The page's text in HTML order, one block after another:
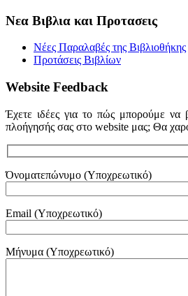
Νεα Βιβλια και Προτασεις
Νέες Παραλαβές της Βιβλιοθήκης
Προτάσεις Βιβλίων
Website Feedback
Έχετε ιδέες για το πώς μπορούμε να
πλοήγησής σας στο website μας; Θα
Όνοματεπώνυμο (Υποχρεωτικό)
Email (Υποχρεωτικό)
Μήνυμα (Υποχρεωτικό)